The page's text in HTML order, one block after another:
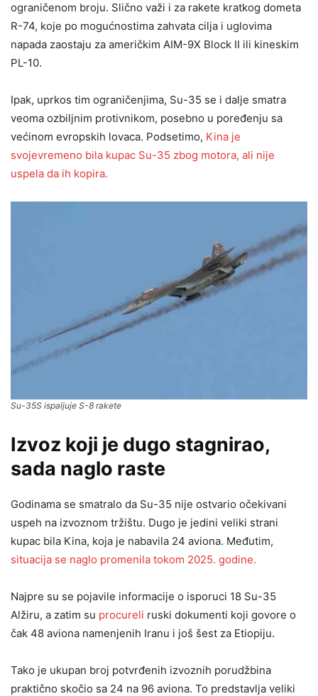
ograničenom broju. Slično važi i za rakete kratkog dometa
R-74, koje po mogućnostima zahvata cilja i uglovima
napada zaostaju za američkim AIM-9X Block II ili kineskim
PL-10.
Ipak, uprkos tim ograničenjima, Su-35 se i dalje smatra
veoma ozbiljnim protivnikom, posebno u poređenju sa
većinom evropskih lovaca. Podsetimo, Kina je
svojevremeno bila kupac Su-35 zbog motora, ali nije
uspela da ih kopira.
Su-35S ispaljuje S-8 rakete
Izvoz koji je dugo stagnirao,
sada naglo raste
Godinama se smatralo da Su-35 nije ostvario očekivani
uspeh na izvoznom tržištu. Dugo je jedini veliki strani
kupac bila Kina, koja je nabavila 24 aviona. Međutim,
situacija se naglo promenila tokom 2025. godine.
Najpre su se pojavile informacije o isporuci 18 Su-35
Alžiru, a zatim su procureli ruski dokumenti koji govore o
čak 48 aviona namenjenih Iranu i još šest za Etiopiju.
Tako je ukupan broj potvrđenih izvoznih porudžbina
praktično skočio sa 24 na 96 aviona. To predstavlja veliki